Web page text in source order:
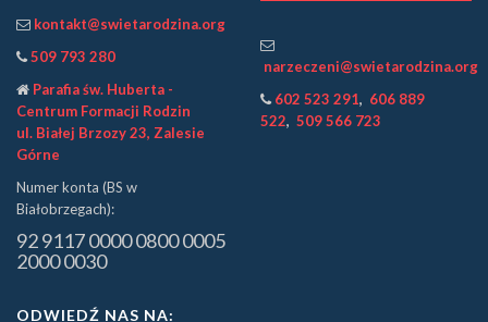
kontakt@swietarodzina.org
509 793 280
Parafia św. Huberta -
Centrum Formacji Rodzin
ul. Białej Brzozy 23, Zalesie
Górne
Numer konta (BS w
Białobrzegach):
92 9117 0000 0800 0005
2000 0030
narzeczeni@swietarodzina.org
602 523 291, 606 889
522, 509 566 723
ODWIEDŹ NAS NA: